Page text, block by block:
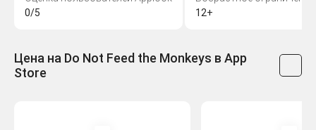
0/5
12+
Цена на Do Not Feed the Monkeys в App
Store